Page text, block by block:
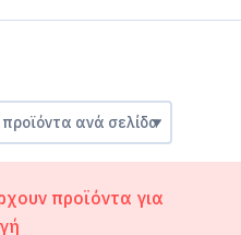
προϊόντα για